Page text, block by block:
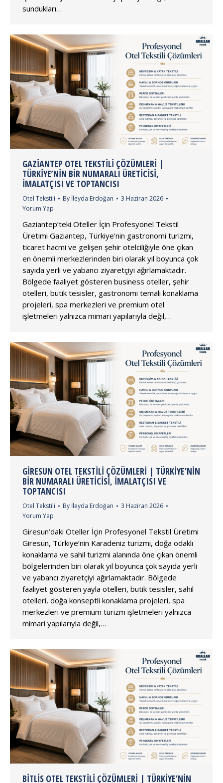
sundukları…
GAZIANTEP OTEL TEKSTILI ÇÖZÜMLERI |
TÜRKIYE’NIN BIR NUMARALI ÜRETICISI,
İMALATÇISI VE TOPTANCISI
Otel Tekstili By İleyda Erdoğan
3 Haziran 2026
Yorum Yap
Gaziantep’teki Oteller İçin Profesyonel Tekstil
Üretimi Gaziantep, Türkiye’nin gastronomi turizmi,
ticaret hacmi ve gelişen şehir otelciliğiyle öne çıkan
en önemli merkezlerinden biri olarak yıl boyunca çok
sayıda yerli ve yabancı ziyaretçiyi ağırlamaktadır.
Bölgede faaliyet gösteren business oteller, şehir
otelleri, butik tesisler, gastronomi temalı konaklama
projeleri, spa merkezleri ve premium otel
işletmeleri yalnızca mimari yapılarıyla değil,…
GIRESUN OTEL TEKSTILI ÇÖZÜMLERI | TÜRKIYE’NIN
BIR NUMARALI ÜRETICISI, İMALATÇISI VE
TOPTANCISI
Otel Tekstili By İleyda Erdoğan
3 Haziran 2026
Yorum Yap
Giresun’daki Oteller İçin Profesyonel Tekstil Üretimi
Giresun, Türkiye’nin Karadeniz turizmi, doğa odaklı
konaklama ve sahil turizmi alanında öne çıkan önemli
bölgelerinden biri olarak yıl boyunca çok sayıda yerli
ve yabancı ziyaretçiyi ağırlamaktadır. Bölgede
faaliyet gösteren yayla otelleri, butik tesisler, sahil
otelleri, doğa konseptli konaklama projeleri, spa
merkezleri ve premium turizm işletmeleri yalnızca
mimari yapılarıyla değil,…
BITLIS OTEL TEKSTILI ÇÖZÜMLERI | TÜRKIYE’NIN